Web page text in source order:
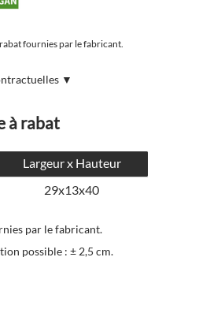
fournies par le fabricant.
▼
à rabat
Largeur x Hauteur
29x13x40
par le fabricant.
possible : ± 2,5 cm.